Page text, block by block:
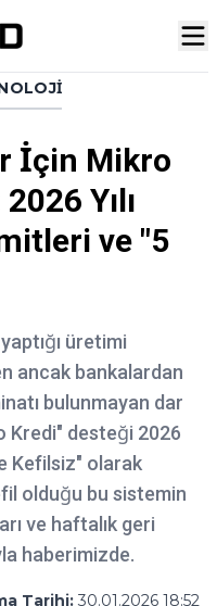
İçin Mikro
Yılı
ve "5
üretimi
ancak bankalardan
bulunmayan dar
Kredi" desteği 2026
Kefilsiz" olarak
olduğu bu sistemin
ve haftalık geri
haberimizde.
Tarihi: 30.01.2026 18:52